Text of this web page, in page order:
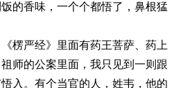
的香味，一个个都悟了，鼻根猛
楞严经》里面有药王菩萨、药上
师的公案里面，我只见到一则跟
入。有个当官的人，姓韦，他的